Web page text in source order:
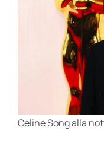
Celine Song alla